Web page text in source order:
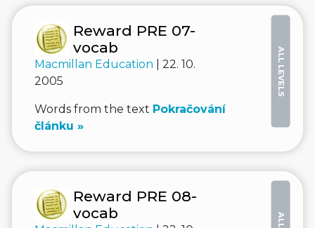
ALL LEVELS
Reward PRE 07-
vocab
Macmillan Education
| 22. 10.
2005
Words from the text Pokračování
článku »
Reward PRE 08-
vocab